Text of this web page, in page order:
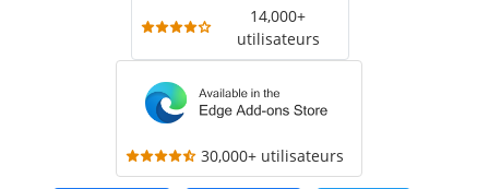
14,000+
utilisateurs
30,000+ utilisateurs